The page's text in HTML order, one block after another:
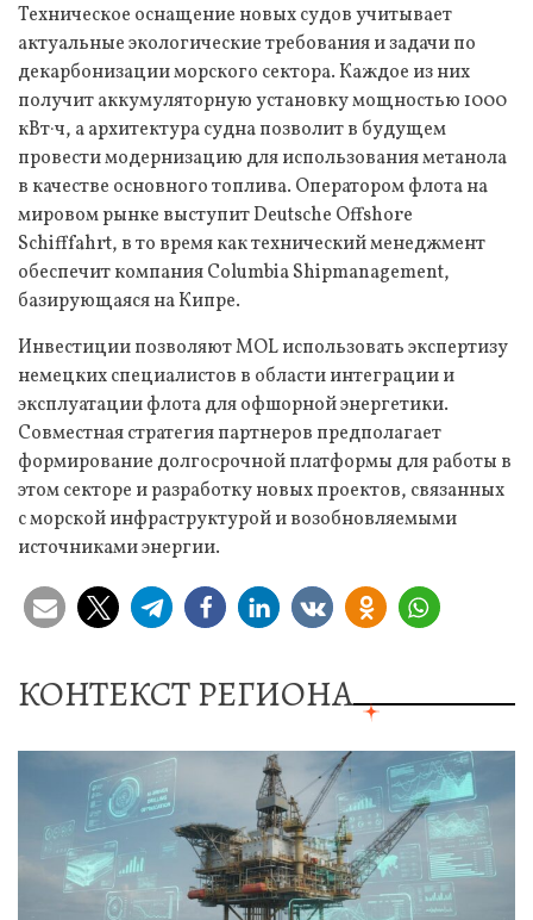
Техническое оснащение новых судов учитывает
актуальные экологические требования и задачи по
декарбонизации морского сектора. Каждое из них
получит аккумуляторную установку мощностью 1000
кВт·ч, а архитектура судна позволит в будущем
провести модернизацию для использования метанола
в качестве основного топлива. Оператором флота на
мировом рынке выступит Deutsche Offshore
Schifffahrt, в то время как технический менеджмент
обеспечит компания Columbia Shipmanagement,
базирующаяся на Кипре.
Инвестиции позволяют MOL использовать экспертизу
немецких специалистов в области интеграции и
эксплуатации флота для офшорной энергетики.
Совместная стратегия партнеров предполагает
формирование долгосрочной платформы для работы в
этом секторе и разработку новых проектов, связанных
с морской инфраструктурой и возобновляемыми
источниками энергии.
КОНТЕКСТ РЕГИОНА